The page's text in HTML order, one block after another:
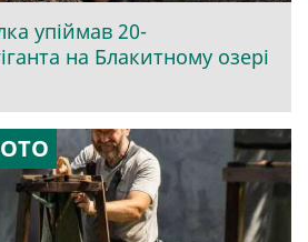
упіймав 20-
на Блакитному озері